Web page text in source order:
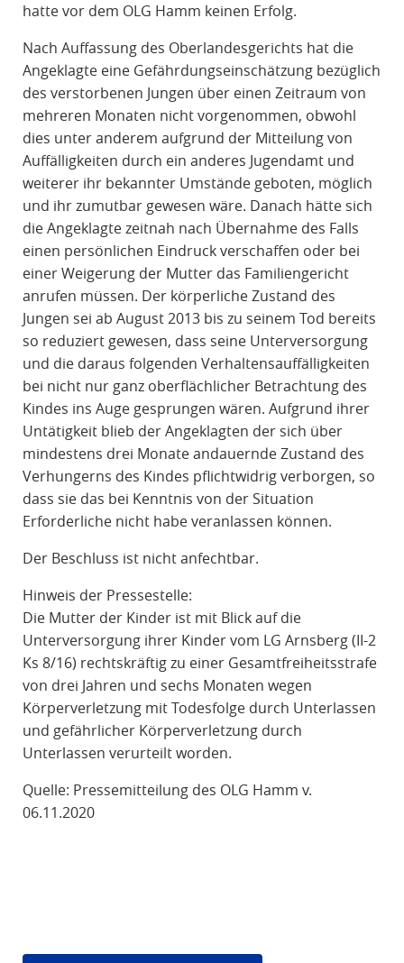
hatte vor dem OLG Hamm keinen Erfolg.
Nach Auffassung des Oberlandesgerichts hat die
Angeklagte eine Gefährdungseinschätzung bezüglich
des verstorbenen Jungen über einen Zeitraum von
mehreren Monaten nicht vorgenommen, obwohl
dies unter anderem aufgrund der Mitteilung von
Auffälligkeiten durch ein anderes Jugendamt und
weiterer ihr bekannter Umstände geboten, möglich
und ihr zumutbar gewesen wäre. Danach hätte sich
die Angeklagte zeitnah nach Übernahme des Falls
einen persönlichen Eindruck verschaffen oder bei
einer Weigerung der Mutter das Familiengericht
anrufen müssen. Der körperliche Zustand des
Jungen sei ab August 2013 bis zu seinem Tod bereits
so reduziert gewesen, dass seine Unterversorgung
und die daraus folgenden Verhaltensauffälligkeiten
bei nicht nur ganz oberflächlicher Betrachtung des
Kindes ins Auge gesprungen wären. Aufgrund ihrer
Untätigkeit blieb der Angeklagten der sich über
mindestens drei Monate andauernde Zustand des
Verhungerns des Kindes pflichtwidrig verborgen, so
dass sie das bei Kenntnis von der Situation
Erforderliche nicht habe veranlassen können.
Der Beschluss ist nicht anfechtbar.
Hinweis der Pressestelle:
Die Mutter der Kinder ist mit Blick auf die
Unterversorgung ihrer Kinder vom LG Arnsberg (II-2
Ks 8/16) rechtskräftig zu einer Gesamtfreiheitsstrafe
von drei Jahren und sechs Monaten wegen
Körperverletzung mit Todesfolge durch Unterlassen
und gefährlicher Körperverletzung durch
Unterlassen verurteilt worden.
Quelle: Pressemitteilung des OLG Hamm v.
06.11.2020